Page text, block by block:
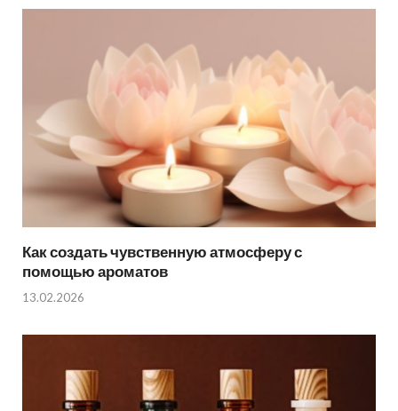
Как создать чувственную атмосферу с
помощью ароматов
13.02.2026